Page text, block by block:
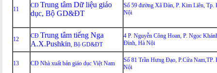
11
CĐ Trung tâm Dữ liệu giáo
dục, Bộ GD&ĐT
Số 59 đường Xã Đàn, P. Kim Liên, Tp.
Nội
12 CĐ Trung tâm tiếng Nga
A.X.Pushkin, Bộ GD&ĐT
4 P. Nguyễn Công Hoan, P. Ngọc
Đình, Hà Nội
13 CĐ Nhà xuất bản giáo dục Việt Nam
Số 81 Trần Hưng Đạo, P.Cửa Nam,TP.
Nội